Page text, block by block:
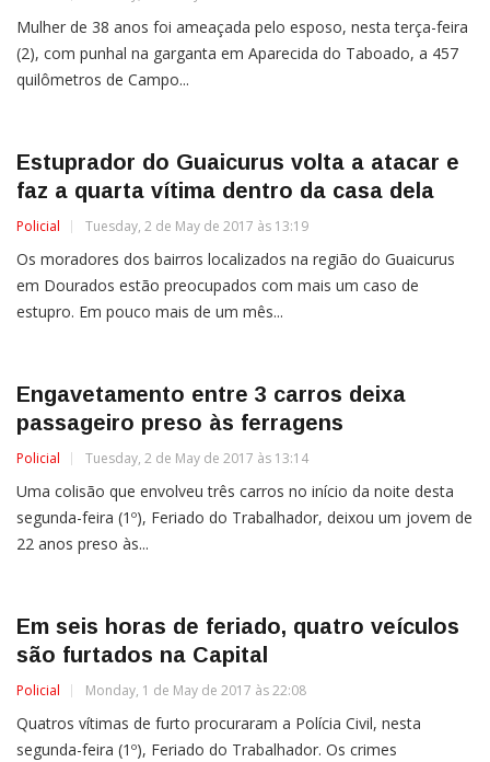
Mulher de 38 anos foi ameaçada pelo esposo, nesta terça-feira
(2), com punhal na garganta em Aparecida do Taboado, a 457
quilômetros de Campo...
Estuprador do Guaicurus volta a atacar e
faz a quarta vítima dentro da casa dela
Policial Tuesday, 2 de May de 2017 às 13:19
Os moradores dos bairros localizados na região do Guaicurus
em Dourados estão preocupados com mais um caso de
estupro. Em pouco mais de um mês...
Engavetamento entre 3 carros deixa
passageiro preso às ferragens
Policial Tuesday, 2 de May de 2017 às 13:14
Uma colisão que envolveu três carros no início da noite desta
segunda-feira (1º), Feriado do Trabalhador, deixou um jovem de
22 anos preso às...
Em seis horas de feriado, quatro veículos
são furtados na Capital
Policial Monday, 1 de May de 2017 às 22:08
Quatros vítimas de furto procuraram a Polícia Civil, nesta
segunda-feira (1º), Feriado do Trabalhador. Os crimes